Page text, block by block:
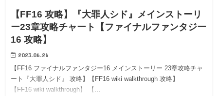
【FF16 攻略】『大罪人シド』メインストーリ
ー23章攻略チャート【ファイナルファンタジー
16 攻略】
2023.06.26
【FF16 ファイナルファンタジー16 メインストーリー 23章攻略チャ
ート『大罪人シド』 攻略】【FF16 wiki walkthrough 攻略】
【FF16 wiki walkthrough】 【…